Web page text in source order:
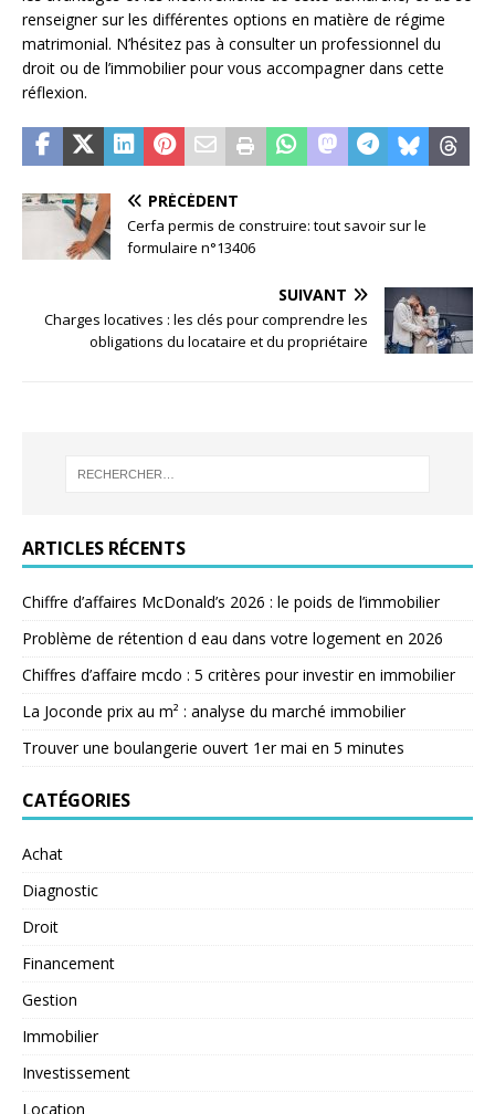
renseigner sur les différentes options en matière de régime
matrimonial. N’hésitez pas à consulter un professionnel du
droit ou de l’immobilier pour vous accompagner dans cette
réflexion.
PRÉCÉDENT
Cerfa permis de construire: tout savoir sur le
formulaire n°13406
SUIVANT
Charges locatives : les clés pour comprendre les
obligations du locataire et du propriétaire
ARTICLES RÉCENTS
Chiffre d’affaires McDonald’s 2026 : le poids de l’immobilier
Problème de rétention d eau dans votre logement en 2026
Chiffres d’affaire mcdo : 5 critères pour investir en immobilier
La Joconde prix au m² : analyse du marché immobilier
Trouver une boulangerie ouvert 1er mai en 5 minutes
CATÉGORIES
Achat
Diagnostic
Droit
Financement
Gestion
Immobilier
Investissement
Location